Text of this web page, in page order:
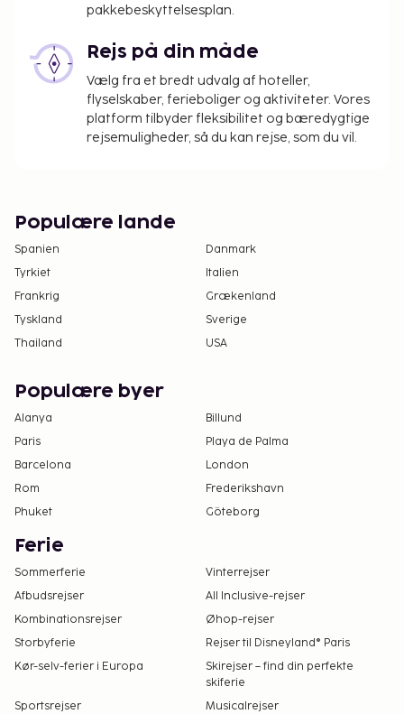
pakkebeskyttelsesplan.
Rejs på din måde
Vælg fra et bredt udvalg af hoteller,
flyselskaber, ferieboliger og aktiviteter. Vores
platform tilbyder fleksibilitet og bæredygtige
rejsemuligheder, så du kan rejse, som du vil.
Populære lande
Spanien
Danmark
Tyrkiet
Italien
Frankrig
Grækenland
Tyskland
Sverige
Thailand
USA
Populære byer
Alanya
Billund
Paris
Playa de Palma
Barcelona
London
Rom
Frederikshavn
Phuket
Göteborg
Ferie
Sommerferie
Vinterrejser
Afbudsrejser
All Inclusive-rejser
Kombinationsrejser
Øhop-rejser
Storbyferie
Rejser til Disneyland® Paris
Kør-selv-ferier i Europa
Skirejser – find din perfekte
skiferie
Sportsrejser
Musicalrejser